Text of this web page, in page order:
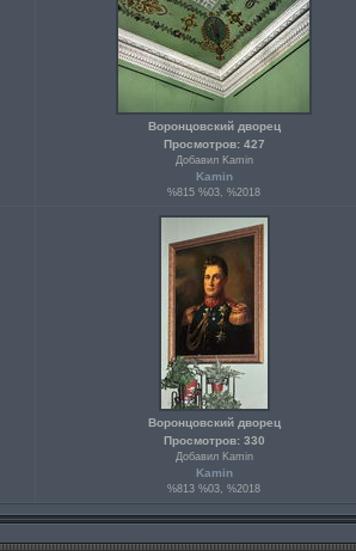
Воронцовский дворец
Просмотров: 427
Добавил Kamin
Kamin
%815 %03, %2018
Воронцовский дворец
Просмотров: 330
Добавил Kamin
Kamin
%813 %03, %2018